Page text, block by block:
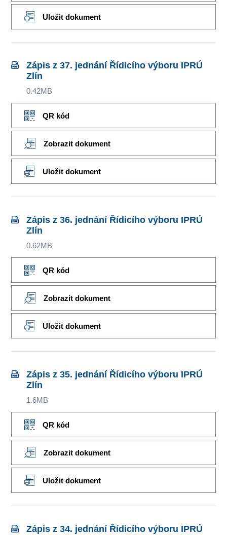
Uložit dokument
Zápis z 37. jednání Řídicího výboru IPRÚ
Zlín
0.42MB
QR kód
Zobrazit dokument
Uložit dokument
Zápis z 36. jednání Řídicího výboru IPRÚ
Zlín
0.62MB
QR kód
Zobrazit dokument
Uložit dokument
Zápis z 35. jednání Řídicího výboru IPRÚ
Zlín
1.6MB
QR kód
Zobrazit dokument
Uložit dokument
Zápis z 34. jednání Řídicího výboru IPRÚ